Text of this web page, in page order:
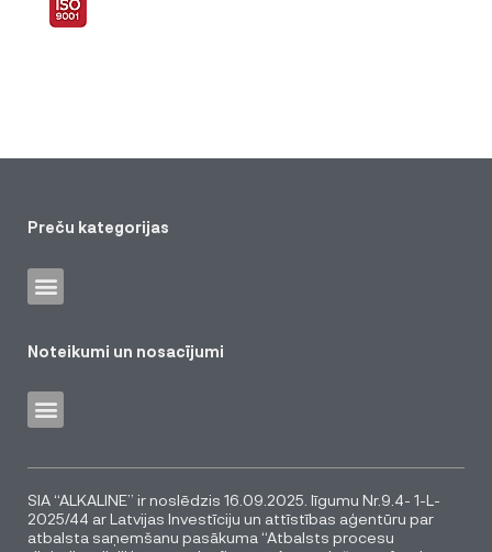
Preču kategorijas
Noteikumi un nosacījumi
SIA “ALKALINE” ir noslēdzis 16.09.2025. līgumu Nr.9.4- 1-L-
2025/44 ar Latvijas Investīciju un attīstības aģentūru par
atbalsta saņemšanu pasākuma “Atbalsts procesu